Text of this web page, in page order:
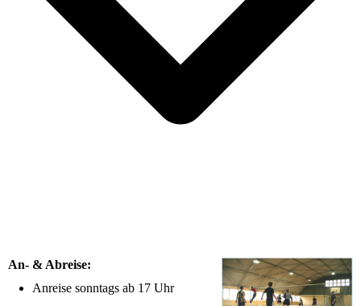
An- & Abreise:
Anreise sonntags ab 17 Uhr